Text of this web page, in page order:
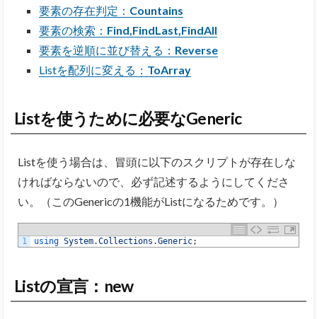
要素の存在判定： Countains
要素の検索： Find,FindLast,FindAll
要素を逆順に並び替える： Reverse
Listを配列に変える： ToArray
Listを使うために必要なGeneric
Listを使う場合は、冒頭に以下のスクリプトが存在しな
ければならないので、必ず記述するようにしてくださ
い。（このGenericの1機能がListになるためです。）
1 using System.Collections .Generic;
Listの宣言：new